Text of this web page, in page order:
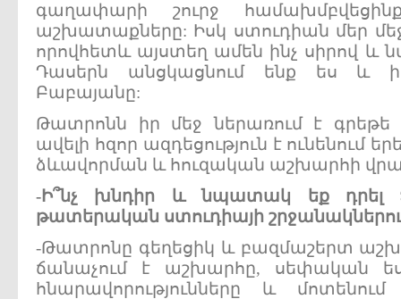
գաղափարի շուրջ
աշխատաքները: Իսկ ստուդիան մեր մեջ
որովհետև այստեղ ամեն ինչ սիրով և
Դասերն անցկացնում ենք ես և
Բաբայանը:
Թատրոնն իր մեջ ներառում է գրեթե
ավելի հզոր ազդեցություն է ունենում
ձևավորման և հուզական աշխարհի
-Ի՞նչ խնդիր ևնպատակ եք դրել
թատերական ստուդիայի
-Թատրոնը գեղեցիկ և բազմաշերտ
ճանաչում է աշխարհը, սեփական
հնարավորությունները և